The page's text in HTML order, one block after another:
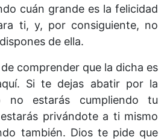
cuán grande es la felicidad
ti, y, por consiguiente, no
de ella.
comprender que la dicha es
Si te dejas abatir por la
no estarás cumpliendo tu
privándote a ti mismo
también. Dios te pide que